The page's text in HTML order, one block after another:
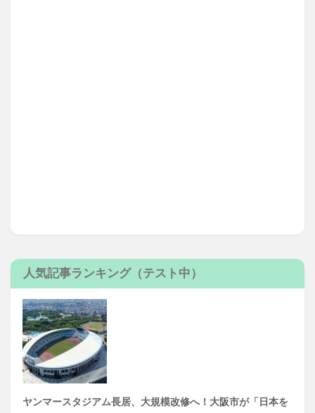
人気記事ランキング（テスト中）
ヤンマースタジアム長居、大規模改修へ！大阪市が「日本を